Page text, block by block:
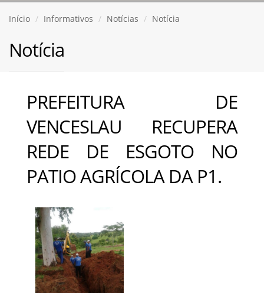
Início Informativos Notícias Notícia
Notícia
PREFEITURA DE
VENCESLAU RECUPERA
REDE DE ESGOTO NO
PATIO AGRÍCOLA DA P1.